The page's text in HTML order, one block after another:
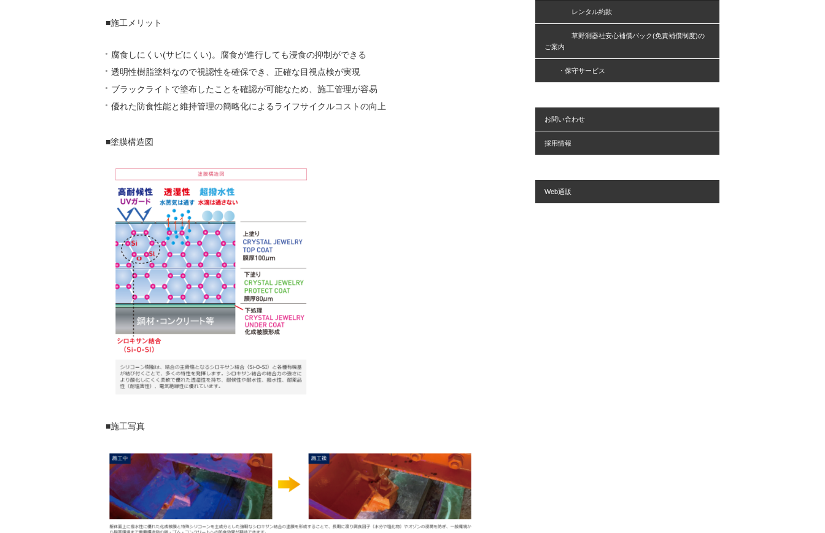
■施工メリット
腐食しにくい(サビにくい)。腐食が進行しても浸食の抑制ができる
透明性樹脂塗料なので視認性を確保でき、正確な目視点検が実現
ブラックライトで塗布したことを確認が可能なため、施工管理が容易
優れた防食性能と維持管理の簡略化によるライフサイクルコストの向上
■塗膜構造図
■施工写真
レンタル約款
草野測器社安心補償パック(免責補償制度)の
ご案内
・保守サービス
お問い合わせ
採用情報
Web通販